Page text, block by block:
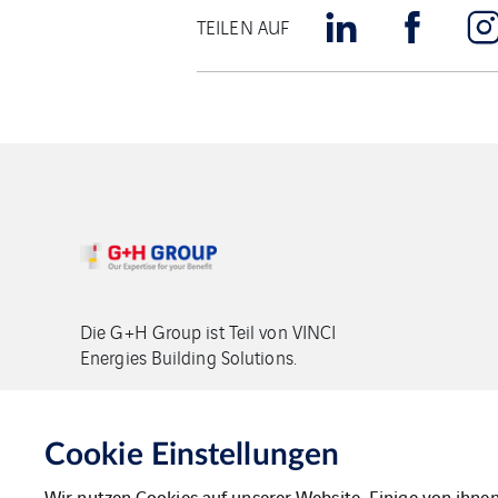
TEILEN AUF
Die G+H Group ist Teil von VINCI
Energies Building Solutions.
Cookie Einstellungen